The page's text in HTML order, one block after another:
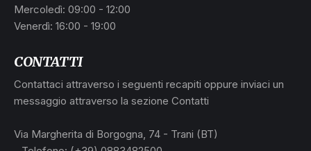
CONTATTI
Contattaci attraverso i seguenti recapiti oppure inviaci un
messaggio attraverso la sezione Contatti
Via Margherita di Borgogna, 74 - Trani (BT)
Mercoledì: 09:00 - 12:00
Venerdì: 16:00 - 19:00